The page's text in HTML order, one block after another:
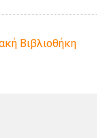
Βιβλιοθήκη